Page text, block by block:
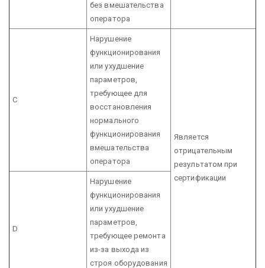
без вмешательства
оператора
С
Нарушение
функционирования
или ухудшение
параметров,
требующее для
восстановления
нормального
функционирования
вмешательства
оператора
Является
отрицательным
результатом при
сертификации
D
Нарушение
функционирования
или ухудшение
параметров,
требующее ремонта
из-за выхода из
строя оборудования